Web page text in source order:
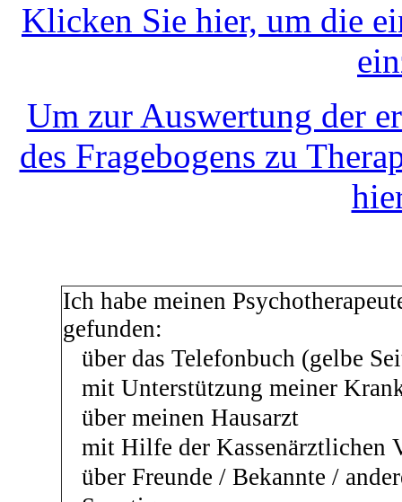
Klicken Sie hier, um die
Um zur Auswertung der
des Fragebogens zu
Ich habe meinen
gefunden:
über das Telefonbuch (gelbe
mit Unterstützung meiner
über meinen Hausarzt
mit Hilfe der Kassenärztlichen
über Freunde / Bekannte /